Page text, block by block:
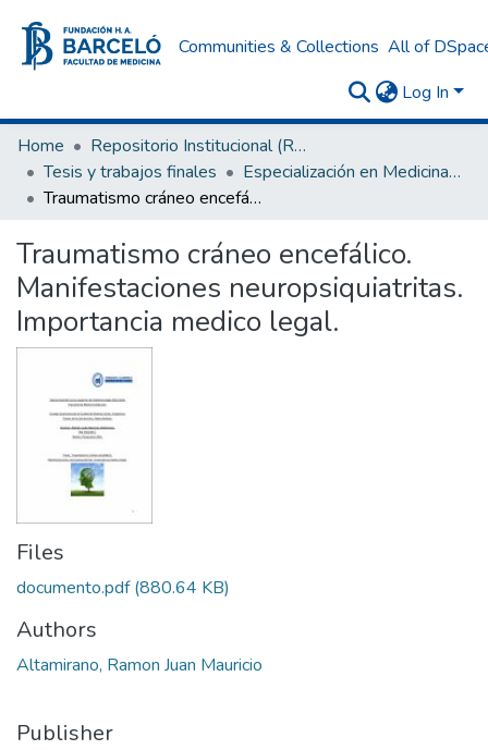
Communities & Collections All of
Log In
Home
Repositorio Institucional (RI) del Instituto Universitario de Ciencias de la Salud Fundación H. A. Barceló
Tesis y trabajos finales
Especialización en Medicina Legal
Traumatismo cráneo encefálico. Manifestaciones neuropsiquiatritas. Importancia medico legal.
Traumatismo cráneo encefálico.
Manifestaciones neuropsiquiatritas.
Importancia medico legal.
Files
documento.pdf(880.64 KB)
Authors
Altamirano, Ramon Juan Mauricio
Publisher